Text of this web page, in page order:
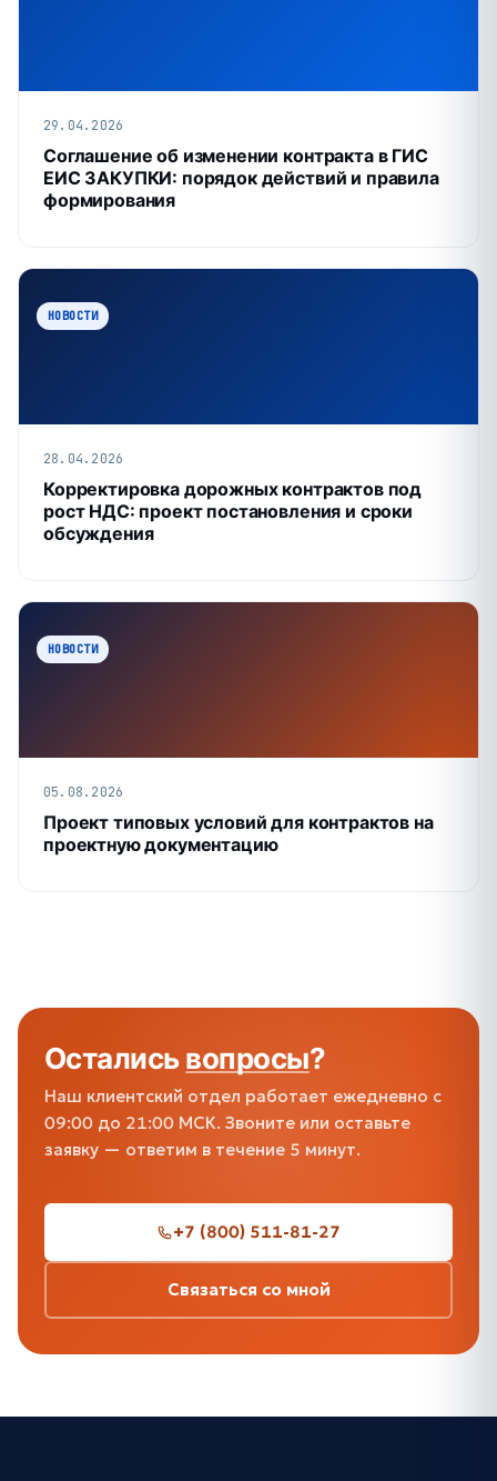
29.04.2026
Соглашение об изменении контракта в ГИС
ЕИС ЗАКУПКИ: порядок действий и правила
формирования
НОВОСТИ
28.04.2026
Корректировка дорожных контрактов под
рост НДС: проект постановления и сроки
обсуждения
НОВОСТИ
05.08.2026
Проект типовых условий для контрактов на
проектную документацию
Осталисьвопросы?
Наш клиентский отдел работает ежедневно с
09:00 до 21:00 МСК. Звоните или оставьте
заявку — ответим в течение 5 минут.
+7 (800) 511-81-27
Связаться со мной